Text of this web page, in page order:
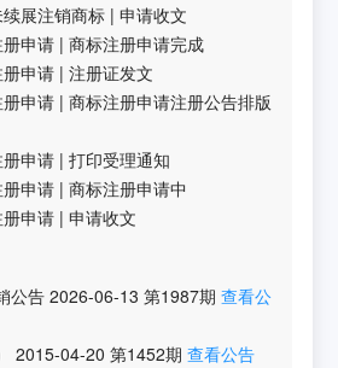
展注销商标 |申请收文
申请 |商标注册申请完成
申请 |注册证发文
申请 |商标注册申请注册公告排版
申请 |打印受理通知
申请 |商标注册申请中
申请 |申请收文
公告 2026-06-13 第1987期 查看公
2015-04-20 第1452期 查看公告